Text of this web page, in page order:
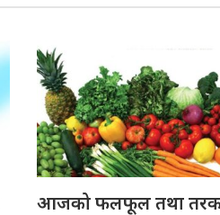
आजको फलफूल तथा